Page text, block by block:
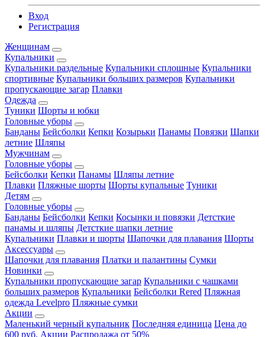
Вход
Регистрация
Женщинам
Купальники
Купальники раздельные Купальники сплошные Купальники
спортивные Купальники больших размеров Купальники
пропускающие загар Плавки
Одежда
Туники Шорты и юбки
Головные уборы
Банданы Бейсболки Кепки Козырьки Панамы Повязки Шапки
летние Шляпы
Мужчинам
Головные уборы
Бейсболки Кепки Панамы Шляпы летние
Плавки Пляжные шорты Шорты купальные Туники
Детям
Головные уборы
Банданы Бейсболки Кепки Косынки и повязки Детсткие
панамы и шляпы Детсткие шапки летние
Купальники Плавки и шорты Шапочки для плавания Шорты
Аксессуары
Шапочки для плавания Платки и палантины Сумки
Новинки
Купальники пропускающие загар Купальники с чашками
больших размеров Купальники Бейсболки Rered Пляжная
одежда Levelpro Пляжные сумки
Акции
Маленький черный купальник Последняя единица Цена до
600 руб. Акции Распродажа от 50%